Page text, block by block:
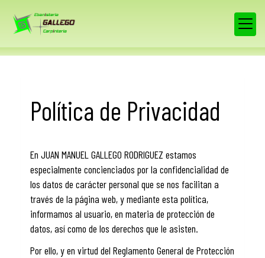
Política de Privacidad
En JUAN MANUEL GALLEGO RODRIGUEZ estamos
especialmente concienciados por la confidencialidad de
los datos de carácter personal que se nos facilitan a
través de la página web, y mediante esta política,
informamos al usuario, en materia de protección de
datos, así como de los derechos que le asisten.
Por ello, y en virtud del Reglamento General de Protección